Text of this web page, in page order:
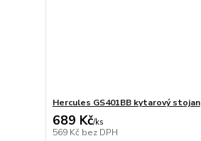
Hercules GS401BB kytarový stojan
689 Kč/ks
569 Kč bez DPH